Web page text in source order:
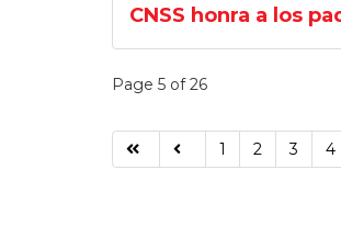
CNSS honra a los
Page 5 of 26
1 2 3 4